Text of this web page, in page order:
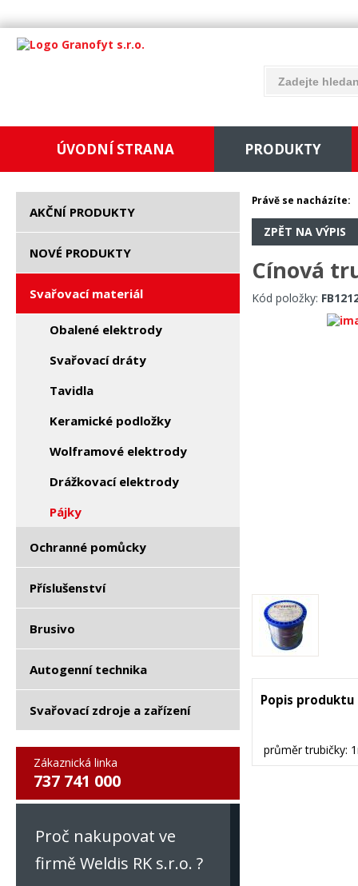
ÚVODNÍ STRANA PRODUKTY
AKČNÍ PRODUKTY
NOVÉ PRODUKTY
Svařovací materiál
Obalené elektrody
Svařovací dráty
Tavidla
Keramické podložky
Wolframové elektrody
Drážkovací elektrody
Pájky
Ochranné pomůcky
Příslušenství
Brusivo
Autogenní technika
Svařovací zdroje a zařízení
Zákaznická linka
737 741 000
Proč nakupovat ve
firmě Weldis RK s.r.o. ?
Právě se nacházíte:
ZPĚT NA VÝPIS
Cínová
Kód položky:
Popis produktu
průměr trubičky: